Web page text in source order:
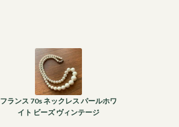
フランス 70s ネックレス パールホワ
イト ビーズ ヴィンテージ